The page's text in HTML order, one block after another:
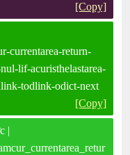
[Copy]
currentarea-return-
lif-acuristhelastarea-
todlink-odict-next
[Copy]
|